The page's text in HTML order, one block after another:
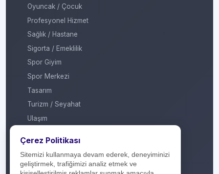
Oyuncak / Çocuk
Profesyonel Hizmet
Sağlık / Hastane
Sigorta / Emeklilik
Spor Giyim
Spor Merkezi
Tasarım
Turizm / Seyahat
Ulaşım
Yurt Dışı / Duty Free
Çerez Politikası
Sitemizi kullanmaya devam ederek, deneyiminizi
geliştirmek, trafiğimizi analiz etmek ve